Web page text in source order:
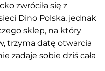
zwróciła się z
Dino Polska, jednak
sklep, na który
trzyma datę otwarcia
zadaje sobie dziś cała